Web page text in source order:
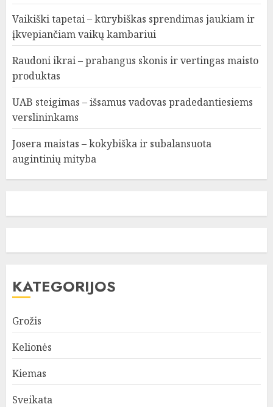
Vaikiški tapetai – kūrybiškas sprendimas jaukiam ir
įkvepiančiam vaikų kambariui
Raudoni ikrai – prabangus skonis ir vertingas maisto
produktas
UAB steigimas – išsamus vadovas pradedantiesiems
verslininkams
Josera maistas – kokybiška ir subalansuota
augintinių mityba
KATEGORIJOS
Grožis
Kelionės
Kiemas
Sveikata